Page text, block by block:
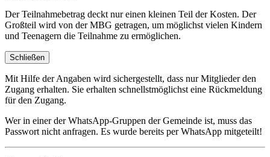
Der Teilnahmebetrag deckt nur einen kleinen Teil der Kosten. Der
Großteil wird von der MBG getragen, um möglichst vielen Kindern
und Teenagern die Teilnahme zu ermöglichen.
Schließen
Mit Hilfe der Angaben wird sichergestellt, dass nur Mitglieder den
Zugang erhalten. Sie erhalten schnellstmöglichst eine Rückmeldung
für den Zugang.
Wer in einer der WhatsApp-Gruppen der Gemeinde ist, muss das
Passwort nicht anfragen. Es wurde bereits per WhatsApp mitgeteilt!